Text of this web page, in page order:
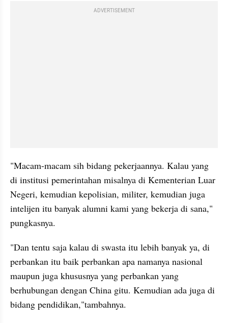
ADVERTISEMENT
"Macam-macam sih bidang pekerjaannya. Kalau yang
di institusi pemerintahan misalnya di Kementerian Luar
Negeri, kemudian kepolisian, militer, kemudian juga
intelijen itu banyak alumni kami yang bekerja di sana,"
pungkasnya.
"Dan tentu saja kalau di swasta itu lebih banyak ya, di
perbankan itu baik perbankan apa namanya nasional
maupun juga khususnya yang perbankan yang
berhubungan dengan China gitu. Kemudian ada juga di
bidang pendidikan,"tambahnya.